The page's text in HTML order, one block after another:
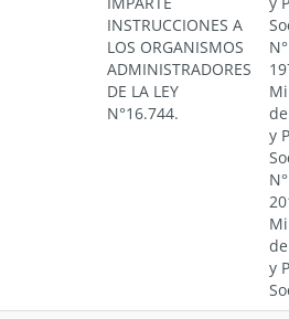
INSTRUCCIONES A
LOS ORGANISMOS
ADMINISTRADORES
DE LA LEY
N°16.744.
y
y